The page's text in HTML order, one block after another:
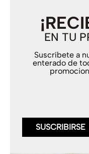
EN TU
Suscríbete a
enterado de
SUSCRIBIRSE